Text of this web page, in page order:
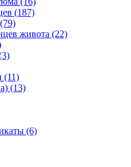
(187)
живота (22)
(11)
(13)
(6)